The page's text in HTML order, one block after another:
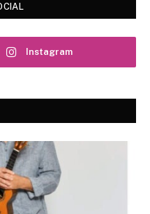
Instagram